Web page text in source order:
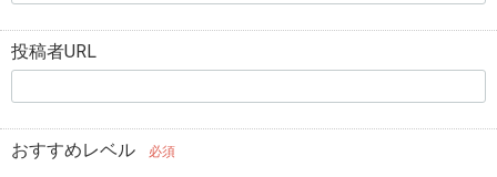
投稿者URL
おすすめレベル 必須